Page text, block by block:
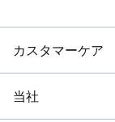
カスタマーケア
当社